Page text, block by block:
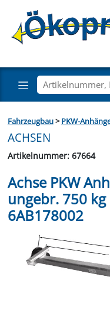
Fahrzeugbau>PKW-
ACHSEN
Artikelnummer: 67664
Achse PKW
ungebr. 750 kg
6AB178002